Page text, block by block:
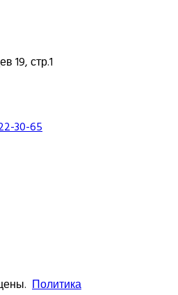
19, стр.1
30-65
Политика